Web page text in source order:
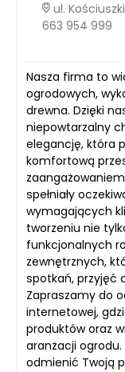
ul.
663 954 999
Nasza firma to
ogrodowych,
drewna. Dzięki
niepowtarzalny
elegancję, która
komfortową
spełniały
wymagających
tworzeniu nie
funkcjonalnych
zewnętrznych,
spotkań, przyjęć
Zapraszamy do
internetowej,
produktów oraz
aranżacji
odmienić Twoją